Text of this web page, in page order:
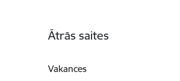
Ātrās saites
Vakances